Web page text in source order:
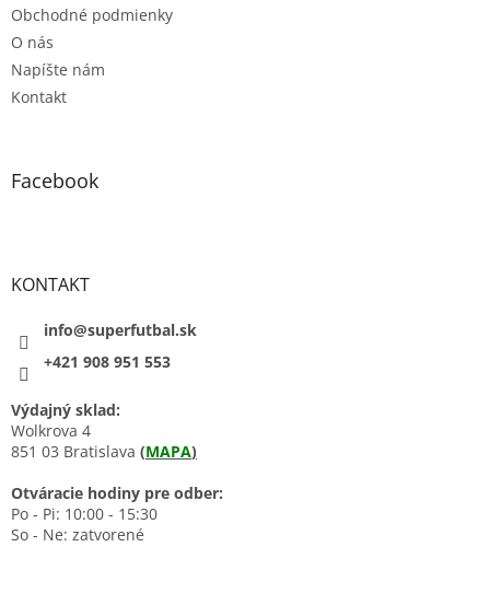
Obchodné podmienky
O nás
Napíšte nám
Kontakt
Facebook
KONTAKT
info@superfutbal.sk
+421 908 951 553
Výdajný sklad:
Wolkrova 4
851 03 Bratislava (MAPA)
Otváracie hodiny pre odber:
Po - Pi: 10:00 - 15:30
So - Ne: zatvorené